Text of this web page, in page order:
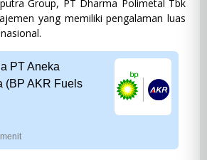
Group, PT Dharma Polimetal Tbk
yang memiliki pengalaman luas
PT Aneka
(BP AKR Fuels